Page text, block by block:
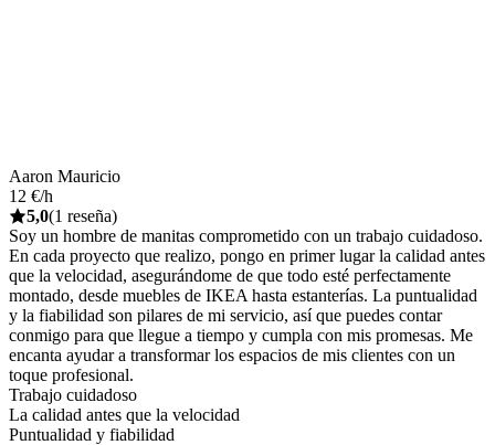
Aaron Mauricio
12 €/h
5,0(1 reseña)
Soy un hombre de manitas comprometido con un trabajo cuidadoso.
En cada proyecto que realizo, pongo en primer lugar la calidad antes
que la velocidad, asegurándome de que todo esté perfectamente
montado, desde muebles de IKEA hasta estanterías. La puntualidad
y la fiabilidad son pilares de mi servicio, así que puedes contar
conmigo para que llegue a tiempo y cumpla con mis promesas. Me
encanta ayudar a transformar los espacios de mis clientes con un
toque profesional.
Trabajo cuidadoso
La calidad antes que la velocidad
Puntualidad y fiabilidad